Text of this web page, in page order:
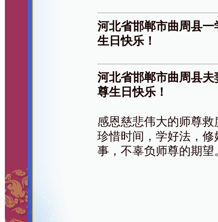
河北省邯郸市曲周县
生日快乐！
河北省邯郸市曲周县
尊生日快乐！
感恩慈悲伟大的师尊
珍惜时间，学好法，
事，不辜负师尊的期